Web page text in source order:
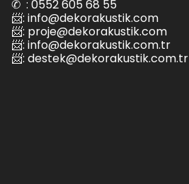
✆ : 0552 605 68 55
📨: info@dekorakustik.com
📨: proje@dekorakustik.com
📨: info@dekorakustik.com.tr
📨: destek@dekorakustik.com.tr